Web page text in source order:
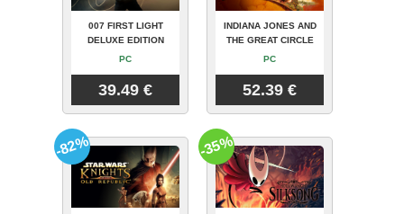
007 FIRST LIGHT
DELUXE EDITION
PC
39.49 €
INDIANA JONES AND
THE GREAT CIRCLE
PC
52.39 €
-82% -35%